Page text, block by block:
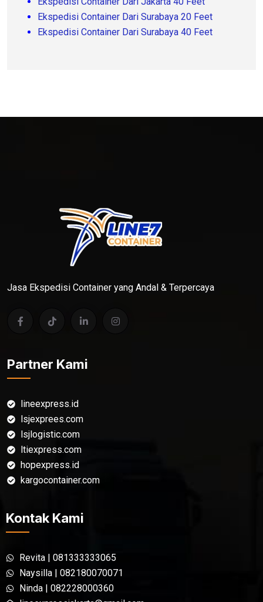
Ekspedisi Container Dari Surabaya 20 Feet
Ekspedisi Container Dari Surabaya 40 Feet
Jasa Ekspedisi Container yang Andal & Terpercaya
Partner Kami
lineexpress.id
lsjexprees.com
lsjlogistic.com
ltiexpress.com
hopexpress.id
kargocontainer.com
Kontak Kami
Revita | 081333333065
Naysilla | 082180070071
Ninda | 082228000360